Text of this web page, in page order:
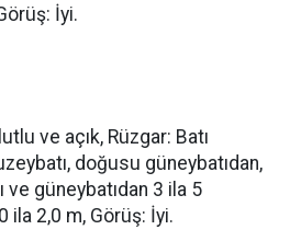
İyi.
ve açık, Rüzgar: Batı
doğusu güneybatıdan,
ve güneybatıdan 3 ila 5
ila 2,0 m, Görüş: İyi.